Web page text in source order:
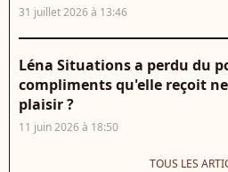
31 juillet 2026 à 13:46
Léna Situations a perdu du
compliments qu'elle reçoit
plaisir ?
11 juin 2026 à 18:50
TOUS LES